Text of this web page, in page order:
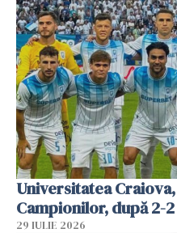
Universitatea
Campionilor, după 2-
29 IULIE 2026